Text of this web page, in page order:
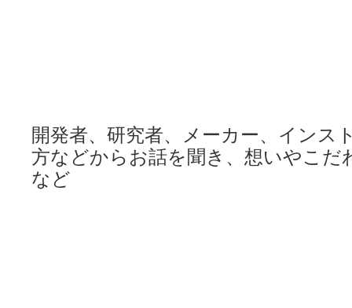
開発者、研究者、メーカー、 インス
方などから お話を聞き、想いやこだ
など